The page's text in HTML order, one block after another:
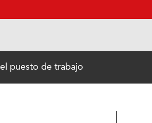
puesto de trabajo